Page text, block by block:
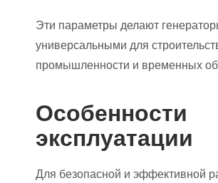
Эти параметры делают
универсальными для
промышленности и временных
Особенности
эксплуатации
Для безопасной и эффективной